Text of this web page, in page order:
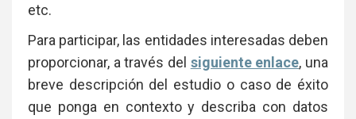
etc.
Para participar, las entidades interesadas deben
proporcionar, a través del siguiente enlace, una
breve descripción del estudio o caso de éxito
que ponga en contexto y describa con datos